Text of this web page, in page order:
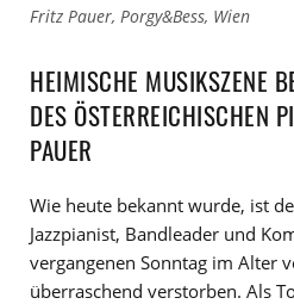
zu
Kategorien
Links
den
Tags
Fritz Pauer, Porgy&Bess, Wien
HEIMISCHE MUSIKSZENE
DES ÖSTERREICHISCHEN
PAUER
Wie heute bekannt wurde, ist
Jazzpianist, Bandleader und
vergangenen Sonntag im Alter
überraschend verstorben. Als